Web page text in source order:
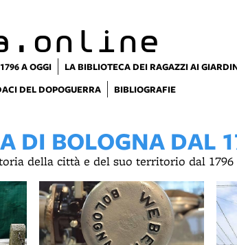
A OGGI LA BIBLIOTECA DEI RAGAZZI AI
DEL DOPOGUERRA BIBLIOGRAFIE
DI BOLOGNA DAL
della città e del suo territorio dal